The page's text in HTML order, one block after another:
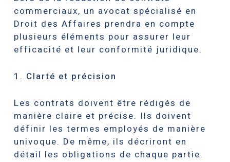
commerciaux, un avocat spécialisé en
Droit des Affaires prendra en compte
plusieurs éléments pour assurer leur
efficacité et leur conformité juridique.
1. Clarté et précision
Les contrats doivent être rédigés de
manière claire et précise. Ils doivent
définir les termes employés de manière
univoque. De même, ils décriront en
détail les obligations de chaque partie.